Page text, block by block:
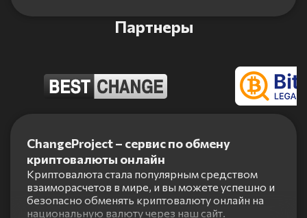
Партнеры
ChangeProject – сервис по обмену
криптовалюты онлайн
Криптовалюта стала популярным средством
взаиморасчетов в мире, и вы можете успешно и
безопасно обменять криптовалюту онлайн на
национальную валюту через наш сайт.